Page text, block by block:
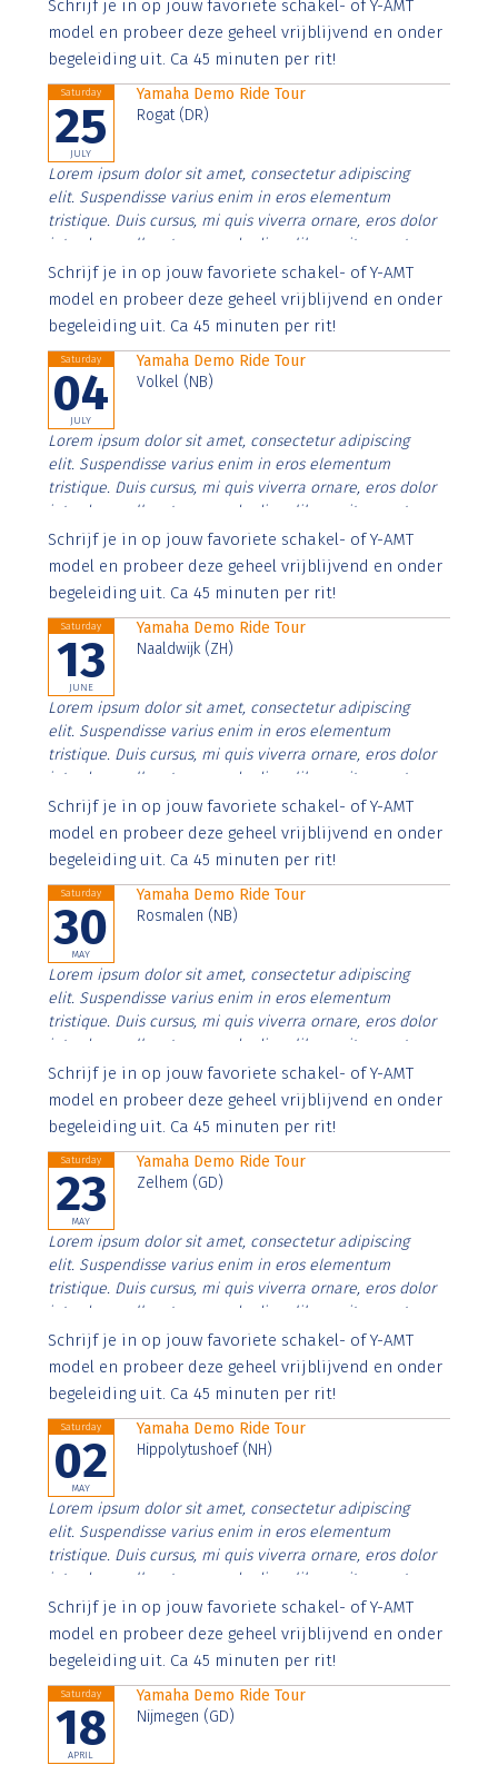
imperdiet. Nunc ut sem vitae risus tristique posuere.
Schrijf je in op jouw favoriete schakel- of Y-AMT
model en probeer deze geheel vrijblijvend en onder
begeleiding uit. Ca 45 minuten per rit!
Saturday
25
JULY
Yamaha Demo Ride Tour
Rogat (DR)
Lorem ipsum dolor sit amet, consectetur adipiscing
elit. Suspendisse varius enim in eros elementum
tristique. Duis cursus, mi quis viverra ornare, eros dolor
interdum nulla, ut commodo diam libero vitae erat.
Aenean faucibus nibh et justo cursus id rutrum lorem
imperdiet. Nunc ut sem vitae risus tristique posuere.
Schrijf je in op jouw favoriete schakel- of Y-AMT
model en probeer deze geheel vrijblijvend en onder
begeleiding uit. Ca 45 minuten per rit!
Saturday
04
JULY
Yamaha Demo Ride Tour
Volkel (NB)
Lorem ipsum dolor sit amet, consectetur adipiscing
elit. Suspendisse varius enim in eros elementum
tristique. Duis cursus, mi quis viverra ornare, eros dolor
interdum nulla, ut commodo diam libero vitae erat.
Aenean faucibus nibh et justo cursus id rutrum lorem
imperdiet. Nunc ut sem vitae risus tristique posuere.
Schrijf je in op jouw favoriete schakel- of Y-AMT
model en probeer deze geheel vrijblijvend en onder
begeleiding uit. Ca 45 minuten per rit!
Saturday
13
JUNE
Yamaha Demo Ride Tour
Naaldwijk (ZH)
Lorem ipsum dolor sit amet, consectetur adipiscing
elit. Suspendisse varius enim in eros elementum
tristique. Duis cursus, mi quis viverra ornare, eros dolor
interdum nulla, ut commodo diam libero vitae erat.
Aenean faucibus nibh et justo cursus id rutrum lorem
imperdiet. Nunc ut sem vitae risus tristique posuere.
Schrijf je in op jouw favoriete schakel- of Y-AMT
model en probeer deze geheel vrijblijvend en onder
begeleiding uit. Ca 45 minuten per rit!
Saturday
30
MAY
Yamaha Demo Ride Tour
Rosmalen (NB)
Lorem ipsum dolor sit amet, consectetur adipiscing
elit. Suspendisse varius enim in eros elementum
tristique. Duis cursus, mi quis viverra ornare, eros dolor
interdum nulla, ut commodo diam libero vitae erat.
Aenean faucibus nibh et justo cursus id rutrum lorem
imperdiet. Nunc ut sem vitae risus tristique posuere.
Schrijf je in op jouw favoriete schakel- of Y-AMT
model en probeer deze geheel vrijblijvend en onder
begeleiding uit. Ca 45 minuten per rit!
Saturday
23
MAY
Yamaha Demo Ride Tour
Zelhem (GD)
Lorem ipsum dolor sit amet, consectetur adipiscing
elit. Suspendisse varius enim in eros elementum
tristique. Duis cursus, mi quis viverra ornare, eros dolor
interdum nulla, ut commodo diam libero vitae erat.
Aenean faucibus nibh et justo cursus id rutrum lorem
imperdiet. Nunc ut sem vitae risus tristique posuere.
Schrijf je in op jouw favoriete schakel- of Y-AMT
model en probeer deze geheel vrijblijvend en onder
begeleiding uit. Ca 45 minuten per rit!
Saturday
02
MAY
Yamaha Demo Ride Tour
Hippolytushoef (NH)
Lorem ipsum dolor sit amet, consectetur adipiscing
elit. Suspendisse varius enim in eros elementum
tristique. Duis cursus, mi quis viverra ornare, eros dolor
interdum nulla, ut commodo diam libero vitae erat.
Aenean faucibus nibh et justo cursus id rutrum lorem
imperdiet. Nunc ut sem vitae risus tristique posuere.
Schrijf je in op jouw favoriete schakel- of Y-AMT
model en probeer deze geheel vrijblijvend en onder
begeleiding uit. Ca 45 minuten per rit!
Saturday
18
APRIL
Yamaha Demo Ride Tour
Nijmegen (GD)